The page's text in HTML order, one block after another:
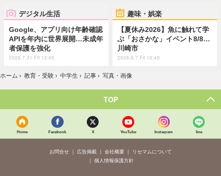
デジタル生活
Google、アプリ向け年齢確認
APIを年内に世界展開…未成年
者保護を強化
2026.7.31 Fri 13:45
趣味・娯楽
【夏休み2026】魚に触れて学
ぶ「おさかな」イベント8/8…
川崎市
2026.8.7 Fri 10:45
ホーム › 教育・受験 › 中学生 › 記事 › 写真・画像
TOP
Home Facebook X YouTube Instagram line
お問合せ 広告掲載 会社概要
リセマムについて
個人情報保護方針